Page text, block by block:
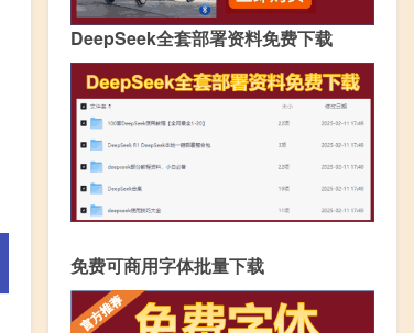
DeepSeek全套部署资料免费下载
免费可商用字体批量下载